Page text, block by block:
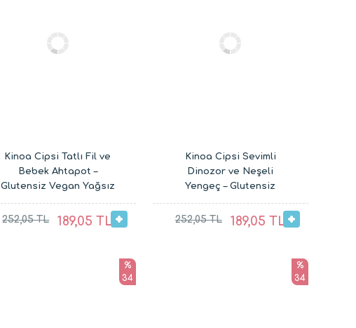
Kinoa Cipsi Tatlı Fil ve
Bebek Ahtapot –
Glutensiz Vegan Yağsız
x 20G)
252,05 TL 189,05 TL
Kinoa Cipsi Sevimli
Dinozor ve Neşeli
Yengeç – Glutensiz
Atıştırmalıkları (2 x 20G)
252,05 TL 189,05 TL
%
34
%
34